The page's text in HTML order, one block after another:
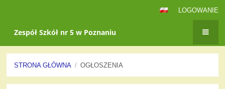
LOGOWANIE
Zespół Szkół nr 5 w Poznaniu
STRONA GŁÓWNA / OGŁOSZENIA